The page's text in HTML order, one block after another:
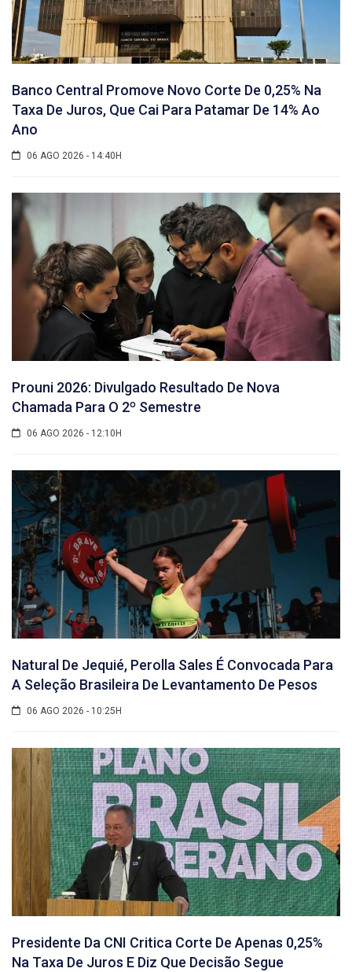
Banco Central Promove Novo Corte De 0,25% Na
Taxa De Juros, Que Cai Para Patamar De 14% Ao
Ano
06 AGO 2026 - 14:40H
Prouni 2026: Divulgado Resultado De Nova
Chamada Para O 2º Semestre
06 AGO 2026 - 12:10H
Natural De Jequié, Perolla Sales É Convocada Para
A Seleção Brasileira De Levantamento De Pesos
06 AGO 2026 - 10:25H
Presidente Da CNI Critica Corte De Apenas 0,25%
Na Taxa De Juros E Diz Que Decisão Segue